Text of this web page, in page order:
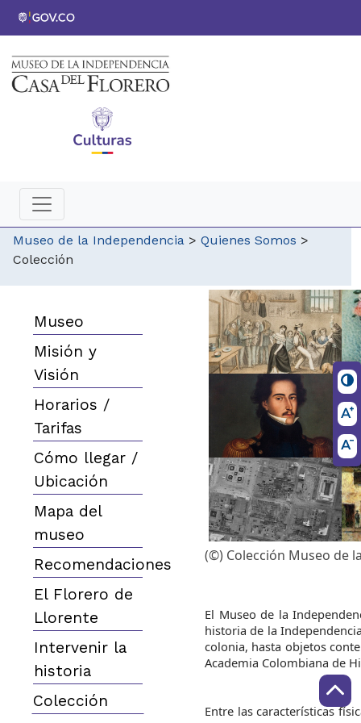
Museo de la Independencia > Quienes Somos >
Colección
Museo
Misión y
Visión
Horarios /
Tarifas
Cómo llegar /
Ubicación
Mapa del
museo
Recomendaciones
El Florero de
Llorente
Intervenir la
historia
Colección
(©) Colección Museo de
El Museo de la
historia de la
colonia, hasta objetos
Academia Colombiana de
Entre las características